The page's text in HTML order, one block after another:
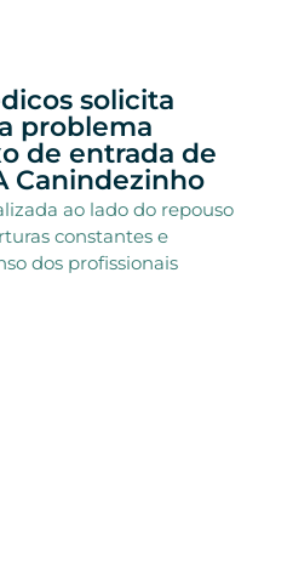
solicita
problema
de entrada de
Canindezinho
ao lado do repouso
constantes e
dos profissionais